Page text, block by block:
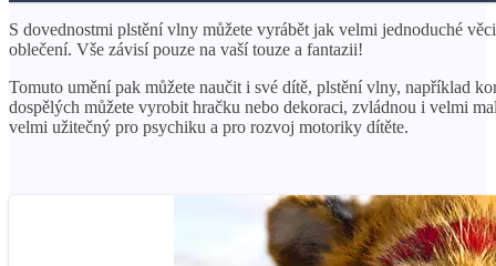
S dovednostmi plstění vlny můžete vyrábět jak velmi jednoduché
oblečení. Vše závisí pouze na vaší touze a fantazii!
Tomuto umění pak můžete naučit i své dítě, plstění vlny, například
dospělých můžete vyrobit hračku nebo dekoraci, zvládnou i velmi
velmi užitečný pro psychiku a pro rozvoj motoriky dítěte.